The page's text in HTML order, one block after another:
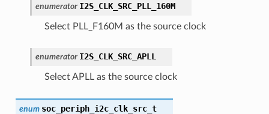
enumerator I2S_CLK_SRC_PLL_160M
Select PLL_F160M as the source clock
enumerator I2S_CLK_SRC_APLL
Select APLL as the source clock
enum soc_periph_i2c_clk_src_t